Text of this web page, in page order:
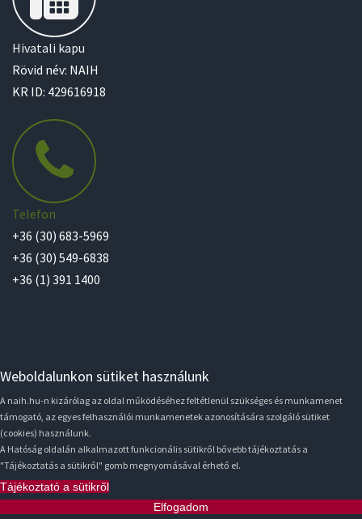
Hivatali kapu
Rövid név: NAIH
KR ID: 429616918
Telefon
+36 (30) 683-5969
+36 (30) 549-6838
+36 (1) 391 1400
Weboldalunkon sütiket használunk
A naih.hu-n kizárólag az oldal működéséhez feltétlenül szükséges és munkamenet
támogató, az egyes felhasználói munkamenetek azonosítására szolgáló sütiket
(cookies) használunk.
A Hatóság oldalán alkalmazott funkcionális sütikről bővebb tájékoztatás a
"Tájékoztatás a sütikről" gomb megnyomásával érhető el.
Tájékoztató a sütikről
Elfogadom